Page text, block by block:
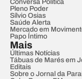
Conversa Política
Pleno Poder
Sílvio Osias
Saúde Alerta
Mercado em
Papo Íntimo
Mais
Últimas Notícias
Tábuas de Marés em
Editais
Sobre o Jornal da